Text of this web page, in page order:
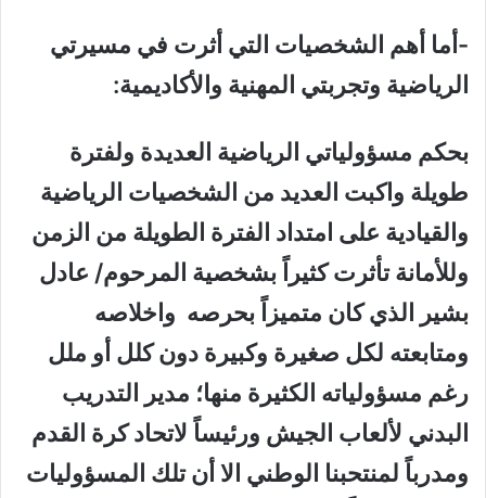
-أما أهم الشخصيات التي أثرت في مسيرتي
الرياضية وتجربتي المهنية والأكاديمية:
بحكم مسؤولياتي الرياضية العديدة ولفترة
طويلة واكبت العديد من الشخصيات الرياضية
والقيادية على امتداد الفترة الطويلة من الزمن
وللأمانة تأثرت كثيراً بشخصية المرحوم/ عادل
بشير الذي كان متميزاً بحرصه واخلاصه
ومتابعته لكل صغيرة وكبيرة دون كلل أو ملل
رغم مسؤولياته الكثيرة منها؛ مدير التدريب
البدني لألعاب الجيش ورئيساً لاتحاد كرة القدم
ومدرباً لمنتحبنا الوطني الا أن تلك المسؤوليات